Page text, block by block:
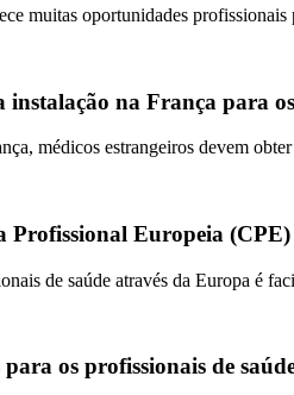
muitas oportunidades
na França para
médicos estrangeiros devem
Profissional Europeia
de saúde através da Europa é
para os profissionais de